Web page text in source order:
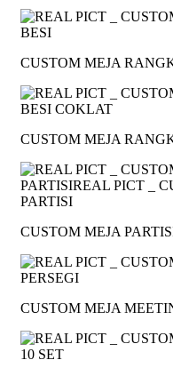
CUSTOM MEJA
CUSTOM MEJA
CUSTOM MEJA
CUSTOM MEJA